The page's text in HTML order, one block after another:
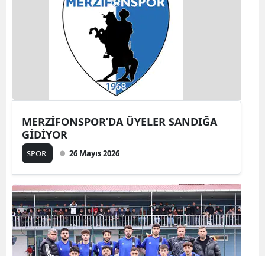
MERZİFONSPOR’DA ÜYELER SANDIĞA
GİDİYOR
SPOR 26 Mayıs 2026